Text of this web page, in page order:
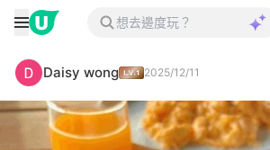
Daisy wong 2025/12/11